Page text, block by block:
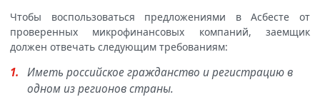
Чтобы воспользоваться предложениями в Асбесте от
проверенных микрофинансовых компаний, заемщик
должен отвечать следующим требованиям:
Иметь российское гражданство и регистрацию в
одном из регионов страны.